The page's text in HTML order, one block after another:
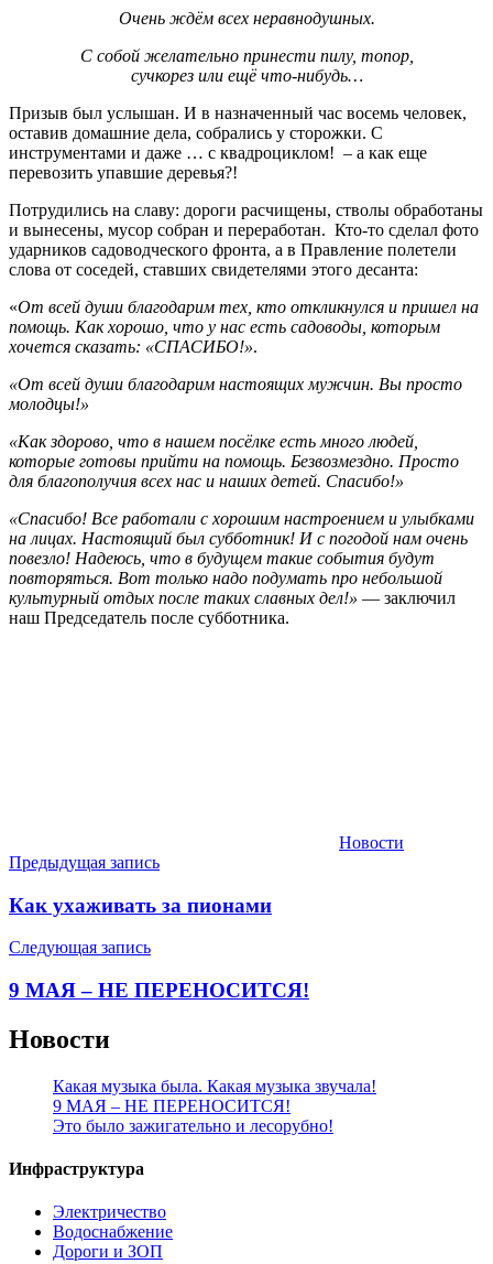
Очень ждём всех неравнодушных.
С собой желательно принести пилу, топор,
сучкорез или ещё что-нибудь…
Призыв был услышан. И в назначенный час восемь человек,
оставив домашние дела, собрались у сторожки. С
инструментами и даже … с квадроциклом! – а как еще
перевозить упавшие деревья?!
Потрудились на славу: дороги расчищены, стволы обработаны
и вынесены, мусор собран и переработан. Кто-то сделал фото
ударников садоводческого фронта, а в Правление полетели
слова от соседей, ставших свидетелями этого десанта:
«От всей души благодарим тех, кто откликнулся и пришел на
помощь. Как хорошо, что у нас есть садоводы, которым
хочется сказать: «СПАСИБО!».
«От всей души благодарим настоящих мужчин. Вы просто
молодцы!»
«Как здорово, что в нашем посёлке есть много людей,
которые готовы прийти на помощь. Безвозмездно. Просто
для благополучия всех нас и наших детей. Спасибо!»
«Спасибо! Все работали с хорошим настроением и улыбками
на лицах. Настоящий был субботник! И с погодой нам очень
повезло! Надеюсь, что в будущем такие события будут
повторяться. Вот только надо подумать про небольшой
культурный отдых после таких славных дел!» — заключил
наш Председатель после субботника.
Новости
Навигация
по
записям
Предыдущая запись
Как ухаживать за пионами
Следующая запись
9 МАЯ – НЕ ПЕРЕНОСИТСЯ!
Новости
Какая музыка была. Какая музыка звучала!
9 МАЯ – НЕ ПЕРЕНОСИТСЯ!
Это было зажигательно и лесорубно!
Инфраструктура
Электричество
Водоснабжение
Дороги и ЗОП